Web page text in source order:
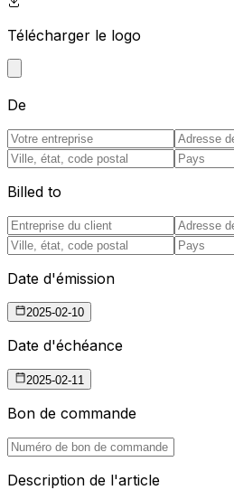
Télécharger le logo
De
Billed to
Date d'émission
2025-02-10
Date d'échéance
2025-02-11
Bon de commande
Description de l'article